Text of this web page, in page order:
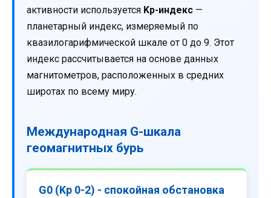
активности используется Kp-индекс —
планетарный индекс, измеряемый по
квазилогарифмической шкале от 0 до 9. Этот
индекс рассчитывается на основе данных
магнитометров, расположенных в средних
широтах по всему миру.
Международная G-шкала
геомагнитных бурь
G0 (Kp 0-2) - спокойная обстановка